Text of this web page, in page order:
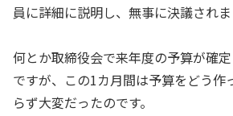
員に詳細に説明し、無事に決議されま
何とか取締役会で来年度の予算が確
ですが、この1カ月間は予算をどう作
らず大変だったのです。